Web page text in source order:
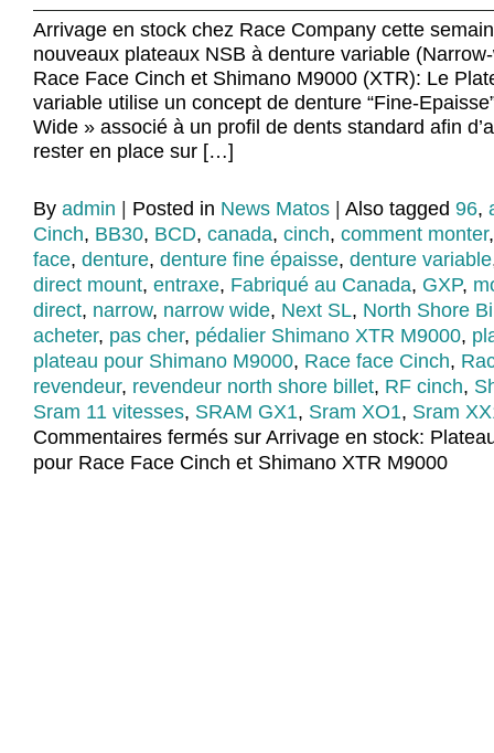
Arrivage en stock chez Race Company cette
nouveaux plateaux NSB à denture variable
Race Face Cinch et Shimano M9000 (XTR): Le
variable utilise un concept de denture “Fine-
Wide » associé à un profil de dents standard afin
rester en place sur […]
By admin Posted in News Matos Also tagged 96,
Cinch, BB30, BCD, canada, cinch, comment monter
face, denture, denture fine épaisse, denture variable
direct mount, entraxe, Fabriqué au Canada, GXP,
direct, narrow, narrow wide, Next SL, North Shore
acheter, pas cher, pédalier Shimano XTR M9000,
plateau pour Shimano M9000, Race face Cinch,
revendeur, revendeur north shore billet, RF cinch,
Sram 11 vitesses, SRAM GX1, Sram XO1, Sram
Commentaires fermés sur Arrivage en stock:
pour Race Face Cinch et Shimano XTR M9000